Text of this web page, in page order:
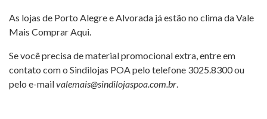
As lojas de Porto Alegre e Alvorada já estão no clima da Vale
Mais Comprar Aqui.
Se você precisa de material promocional extra, entre em
contato com o Sindilojas POA pelo telefone 3025.8300 ou
pelo e-mailvalemais@sindilojaspoa.com.br.